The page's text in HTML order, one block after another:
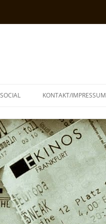
SOCIAL KONTAKT/IMPRESSUM